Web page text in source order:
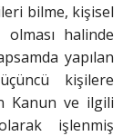
bilme, kişisel
halinde
yapılan
kişilere
Kanun ve ilgili
işlenmiş